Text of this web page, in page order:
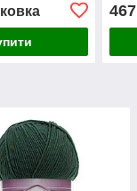
467